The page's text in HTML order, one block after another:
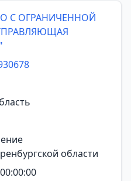
С ОГРАНИЧЕННОЙ
области